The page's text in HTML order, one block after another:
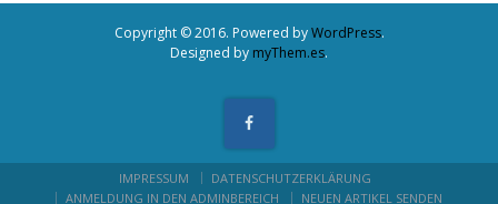
Copyright © 2016. Powered byWordPress.
Designed by myThem.es.
IMPRESSUM
DATENSCHUTZERKLÄRUNG
ANMELDUNG IN DEN ADMINBEREICH
NEUEN ARTIKEL SENDEN